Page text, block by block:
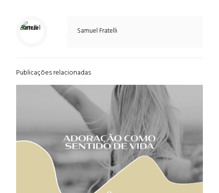
Samuel Fratelli
Publicações relacionadas